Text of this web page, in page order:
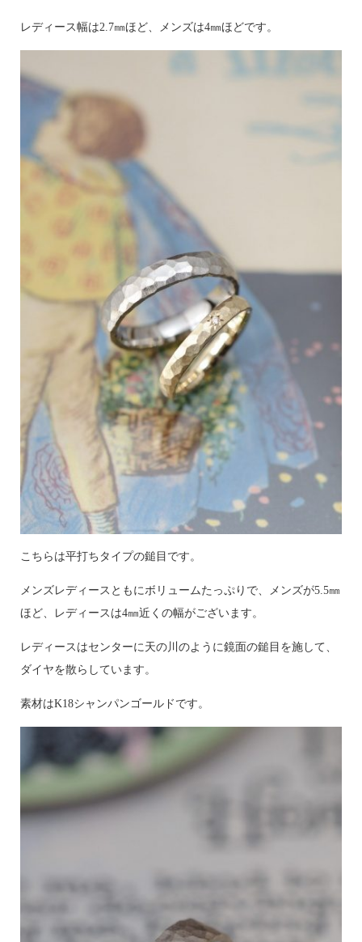
レディース幅は2.7㎜ほど、メンズは4㎜ほどです。
こちらは平打ちタイプの鎚目です。
メンズレディースともにボリュームたっぷりで、メンズが5.5㎜
ほど、レディースは4㎜近くの幅がございます。
レディースはセンターに天の川のように鏡面の鎚目を施して、
ダイヤを散らしています。
素材はK18シャンパンゴールドです。